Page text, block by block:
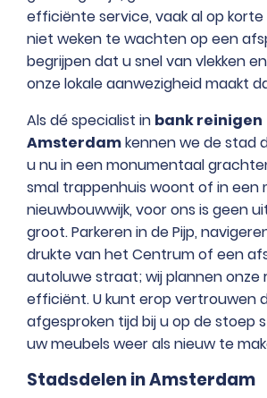
efficiënte service, vaak al op
niet weken te wachten op een
begrijpen dat u snel van vlekken
onze lokale aanwezigheid maakt
Als dé specialist in bank reinigen
Amsterdamkennen we de stad
u nu in een monumentaal
smal trappenhuis woont of in een
nieuwbouwwijk, voor ons is geen
groot. Parkeren in de Pijp,
drukte van het Centrum of een
autoluwe straat; wij plannen onze
efficiënt. U kunt erop vertrouwen
afgesproken tijd bij u op de stoep
uw meubels weer als nieuw te
Stadsdelen in Amsterdam